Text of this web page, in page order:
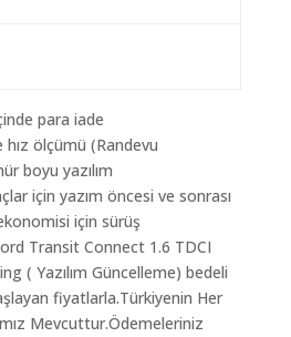
para iade
ölçümü (Randevu
boyu yazılım
için yazım öncesi ve sonrası
için sürüş
Transit Connect 1.6 TDCI
( Yazılım Güncelleme) bedeli
fiyatlarla.Türkiyenin Her
Mevcuttur.Ödemeleriniz